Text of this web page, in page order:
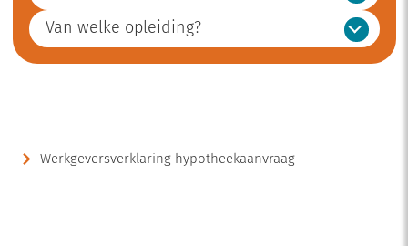
Van welke opleiding?
Werkgeversverklaring hypotheekaanvraag